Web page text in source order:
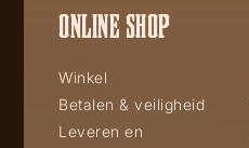
ONLINE SHOP
Winkel
Betalen & veiligheid
Leveren en